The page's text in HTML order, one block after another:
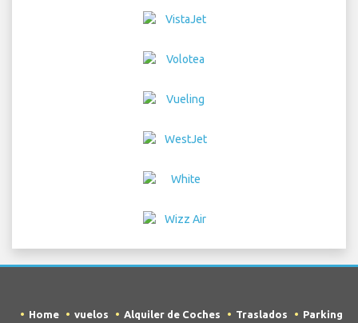
Home vuelos Alquiler de Coches Traslados Parking